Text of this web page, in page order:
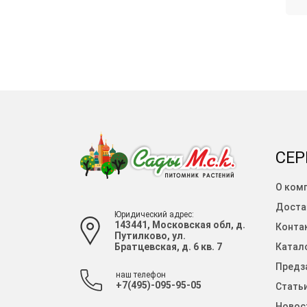
Юридический адрес:
143441, Московская обл, д.
Путилково, ул.
Братцевская, д. 6 кв. 7
наш телефон
+7(495)-095-95-05
О